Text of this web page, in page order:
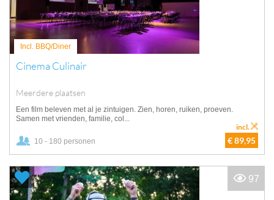
Incl. BBQ/Diner
Cinema Culinair
Meerdere plaatsen
Een film beleven met al je zintuigen. Zien, horen, ruiken, proeven.
Samen met vrienden, familie, col...
10 - 180 personen € 89,95
incl.
97